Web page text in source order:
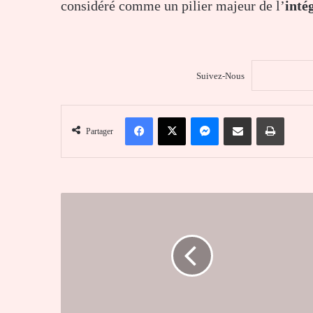
considéré comme un pilier majeur de l’
Suivez-Nous
Partager
FacebookX MessengerPartager par email Imprimer